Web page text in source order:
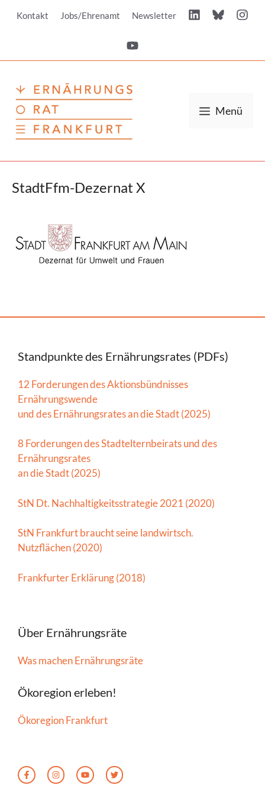
InhaltKontakt Jobs/Ehrenamt Newsletter
Menü
StadtFfm-Dezernat X
Standpunkte des Ernährungsrates (PDFs)
12 Forderungen des Aktionsbündnisses
Ernährungswende
und des Ernährungsrates an die Stadt (2025)
8 Forderungen des Stadtelternbeirats und des
Ernährungsrates
an die Stadt (2025)
StN Dt. Nachhaltigkeitsstrategie 2021 (2020)
StN Frankfurt braucht seine landwirtsch.
Nutzflächen (2020)
Frankfurter Erklärung (2018)
Über Ernährungsräte
Was machen Ernährungsräte
Ökoregion erleben!
Ökoregion Frankfurt